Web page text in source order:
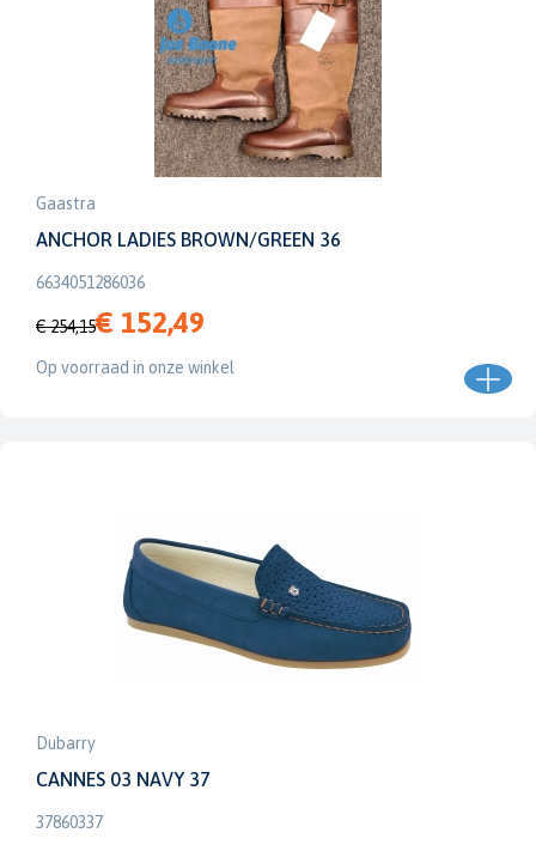
Gaastra
ANCHOR LADIES BROWN/GREEN 36
6634051286036
€ 254,15€ 152,49
Op voorraad in onze winkel
Dubarry
CANNES 03 NAVY 37
37860337